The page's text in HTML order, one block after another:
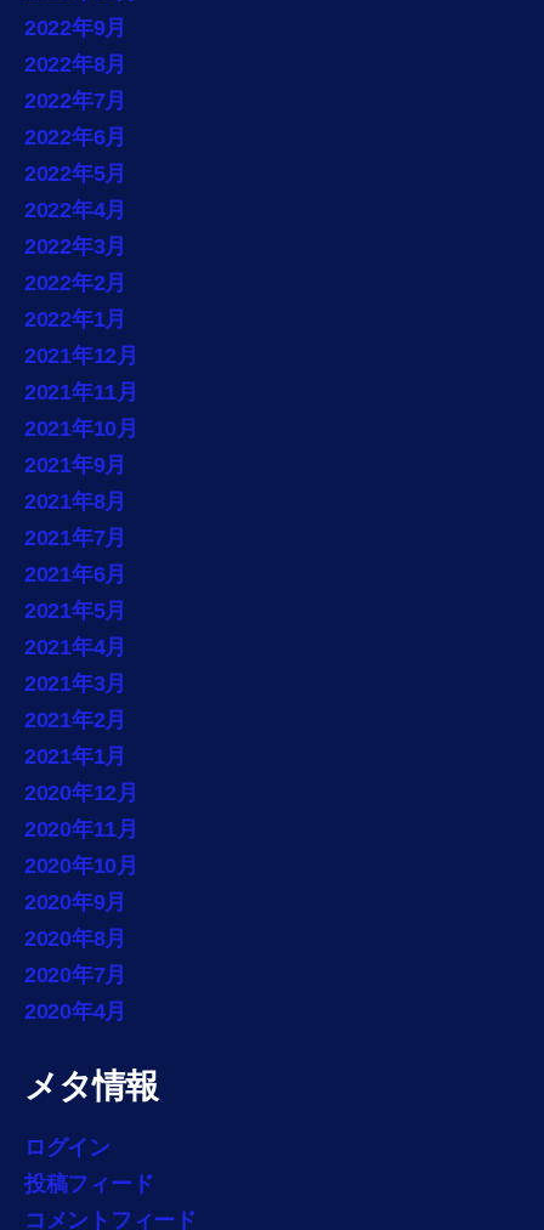
2022年9月
2022年8月
2022年7月
2022年6月
2022年5月
2022年4月
2022年3月
2022年2月
2022年1月
2021年12月
2021年11月
2021年10月
2021年9月
2021年8月
2021年7月
2021年6月
2021年5月
2021年4月
2021年3月
2021年2月
2021年1月
2020年12月
2020年11月
2020年10月
2020年9月
2020年8月
2020年7月
2020年4月
メタ情報
ログイン
投稿フィード
コメントフィード